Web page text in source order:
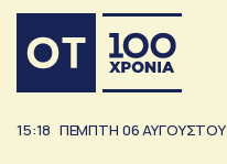
15:18 ΠΕΜΠΤΗ 06ΑΥΓΟΥΣΤΟΥ